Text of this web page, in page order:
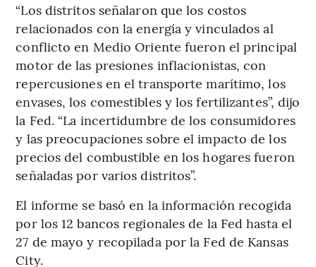
“Los distritos señalaron que los costos
relacionados con la energía y vinculados al
conflicto en Medio Oriente fueron el principal
motor de las presiones inflacionistas, con
repercusiones en el transporte marítimo, los
envases, los comestibles y los fertilizantes”, dijo
la Fed. “La incertidumbre de los consumidores
y las preocupaciones sobre el impacto de los
precios del combustible en los hogares fueron
señaladas por varios distritos”.
El informe se basó en la información recogida
por los 12 bancos regionales de la Fed hasta el
27 de mayo y recopilada por la Fed de Kansas
City.